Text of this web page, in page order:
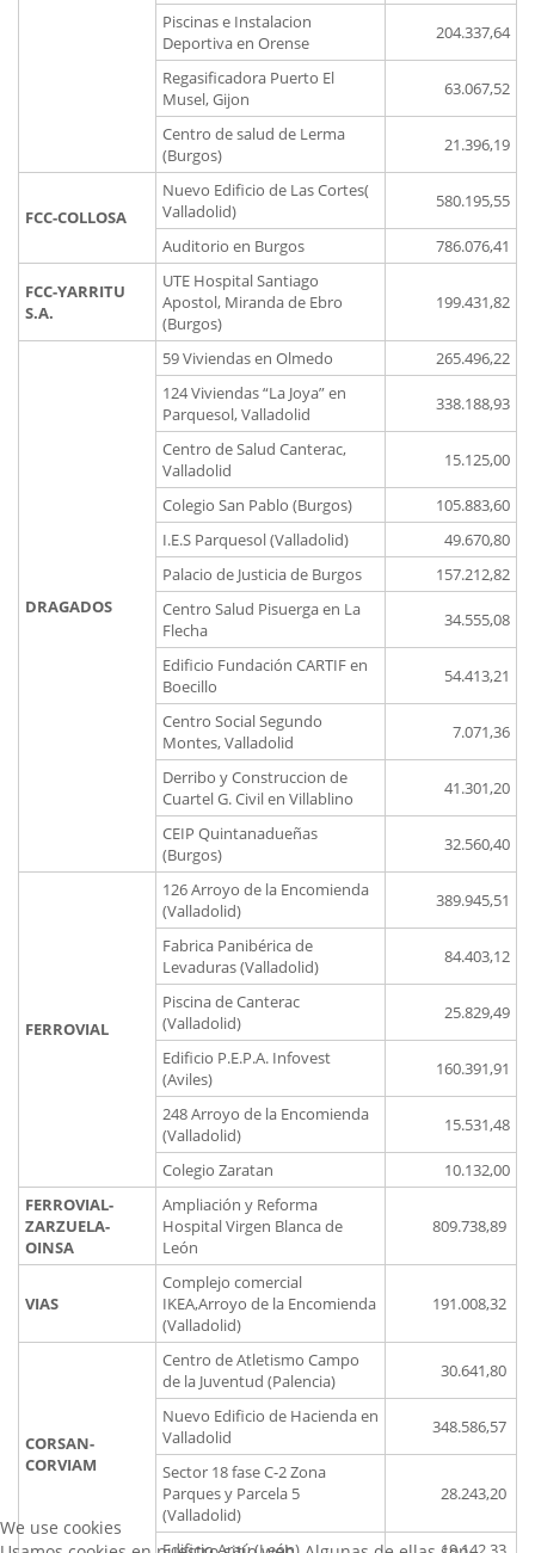
Piscinas e Instalacion
Deportiva en Orense
204.337,64
Regasificadora Puerto El
Musel, Gijon
63.067,52
Centro de salud de Lerma
(Burgos)
21.396,19
FCC-COLLOSA
Nuevo Edificio de Las Cortes(
Valladolid)
580.195,55
Auditorio en Burgos 786.076,41
FCC-YARRITU
S.A.
UTE Hospital Santiago
Apostol, Miranda de Ebro
(Burgos)
199.431,82
DRAGADOS
59 Viviendas en Olmedo
265.496,22
124 Viviendas “La Joya” en
Parquesol, Valladolid
338.188,93
Centro de Salud Canterac,
Valladolid
15.125,00
Colegio San Pablo (Burgos)
105.883,60
I.E.S Parquesol (Valladolid)
49.670,80
Palacio de Justicia de Burgos
157.212,82
Centro Salud Pisuerga en La
Flecha
34.555,08
Edificio Fundación CARTIF en
Boecillo
54.413,21
Centro Social Segundo
Montes, Valladolid
7.071,36
Derribo y Construccion de
Cuartel G. Civil en Villablino
41.301,20
CEIP Quintanadueñas
(Burgos)
32.560,40
FERROVIAL
126 Arroyo de la Encomienda
(Valladolid)
389.945,51
Fabrica Panibérica de
Levaduras (Valladolid)
84.403,12
Piscina de Canterac
(Valladolid)
25.829,49
Edificio P.E.P.A. Infovest
(Aviles)
160.391,91
248 Arroyo de la Encomienda
(Valladolid)
15.531,48
Colegio Zaratan
10.132,00
FERROVIAL-
ZARZUELA-
OINSA
Ampliación y Reforma
Hospital Virgen Blanca de
León
809.738,89
VIAS
Complejo comercial
IKEA,Arroyo de la Encomienda
(Valladolid)
191.008,32
CORSAN-
CORVIAM
Centro de Atletismo Campo
de la Juventud (Palencia)
30.641,80
Nuevo Edificio de Hacienda en
Valladolid
348.586,57
Sector 18 fase C-2 Zona
Parques y Parcela 5
(Valladolid)
28.243,20
We use cookies